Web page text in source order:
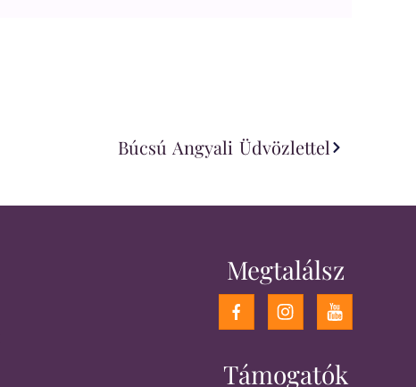
Búcsú Angyali Üdvözlettel
Megtalálsz
Támogatók